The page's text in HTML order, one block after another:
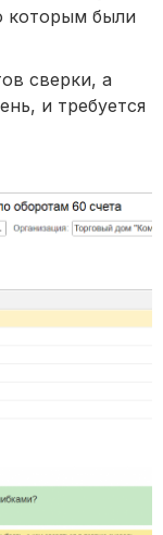
которым были
сверки, а
и требуется